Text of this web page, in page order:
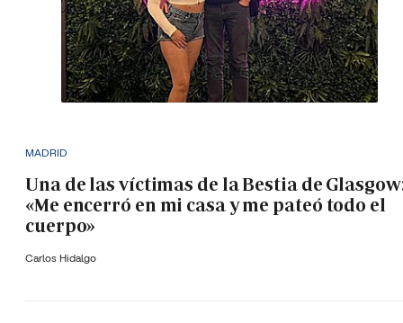
MADRID
Una de las víctimas de la Bestia de
«Me encerró en mi casa y me pateó todo el
cuerpo»
Carlos Hidalgo